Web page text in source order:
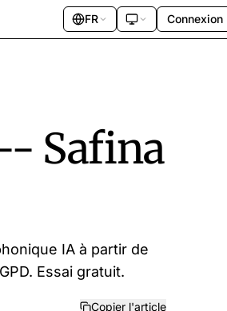
FR Connexion
Safina
IA à partir de
Essai gratuit.
Copier l'article